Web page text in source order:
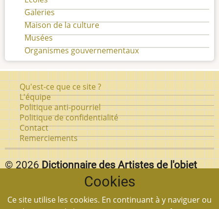
Galeries
Maison de la culture
Musées
Organismes gouvernementaux
Pied
de
page
Qu'est-ce que ce site ?
L'équipe
Politique anti-pourriel
Politique de confidentialité
Contact
Remerciements
© 2026 Dictionnaire des Artistes de l'objet
Vous pouvez reproduire textuellement des pages de
Cookies
Ce site utilise les cookies. En continuant à y naviguer ou